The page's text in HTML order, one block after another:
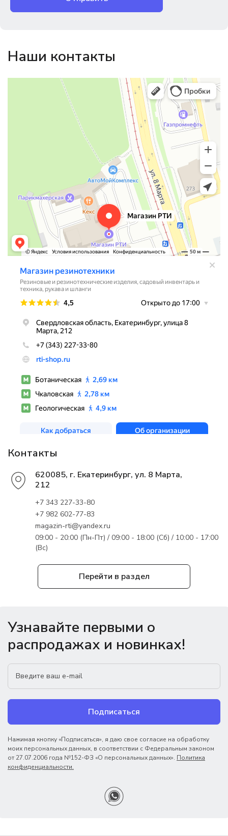
Наши контакты
Перейти в раздел
Магазин резинотехники
Резиновые и резинотехнические изделия в Екатеринбурге
Садовый инвентарь и техника в Екатеринбурге
Контакты
620085, г. Екатеринбург, ул. 8 Марта,
212
+7 343 227-33-80
+7 982 602-77-83
magazin-rti@yandex.ru
09:00 - 20:00 (Пн-Пт) / 09:00 - 18:00 (Сб) / 10:00 - 17:00
(Вс)
Узнавайте первыми о
распродажах и новинках!
Подписаться
Нажимая кнопку «Подписаться», я даю свое согласие на обработку
моих персональных данных, в соответствии с Федеральным законом
от 27.07.2006 года №152-ФЗ «О персональных данных». Политика
конфиденциальности.